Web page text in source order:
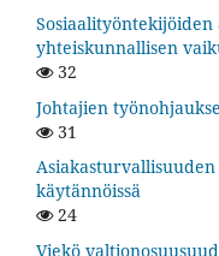
yhteiskunnallisen
32
Johtajien
31
käytännöissä
24
Viekö